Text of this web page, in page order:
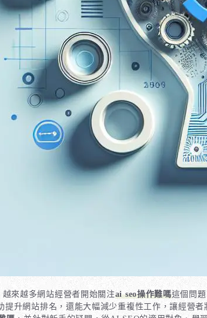
來越多網站經營者開始關注ai seo操作難嗎這個問
升網站排名，還能大幅減少重複性工作，讓經營